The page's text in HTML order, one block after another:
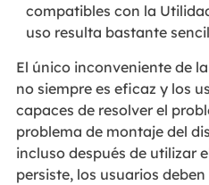
compatibles con la
uso resulta bastante
El único inconveniente de
no siempre es eficaz y los
capaces de resolver el
problema de montaje del
incluso después de utilizar
persiste, los usuarios